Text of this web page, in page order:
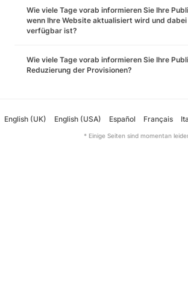
Wie viele Tage vorab informieren Sie Ihre
wenn Ihre Website aktualisiert wird und
verfügbar ist?
Wie viele Tage vorab informieren Sie Ihre
Reduzierung der Provisionen?
English (UK) English (USA) Español Français
* Einige Seiten sind momentan